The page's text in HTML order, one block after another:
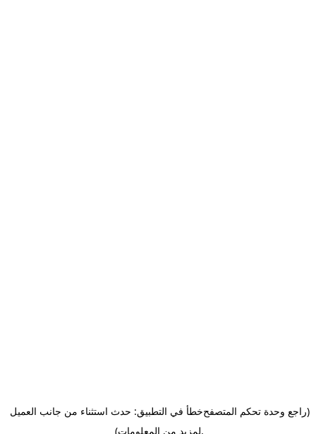
خطأ في التطبيق: حدث استثناء من جانب العميل(راجع وحدة تحكم المتصفح
لمزيد من المعلومات).